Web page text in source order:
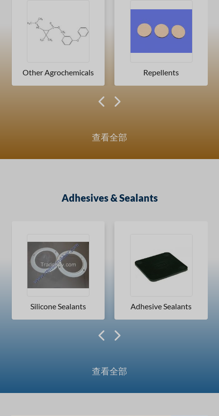
Other Agrochemicals Repellents
查看全部
Adhesives & Sealants
Silicone Sealants Adhesive Sealants
查看全部